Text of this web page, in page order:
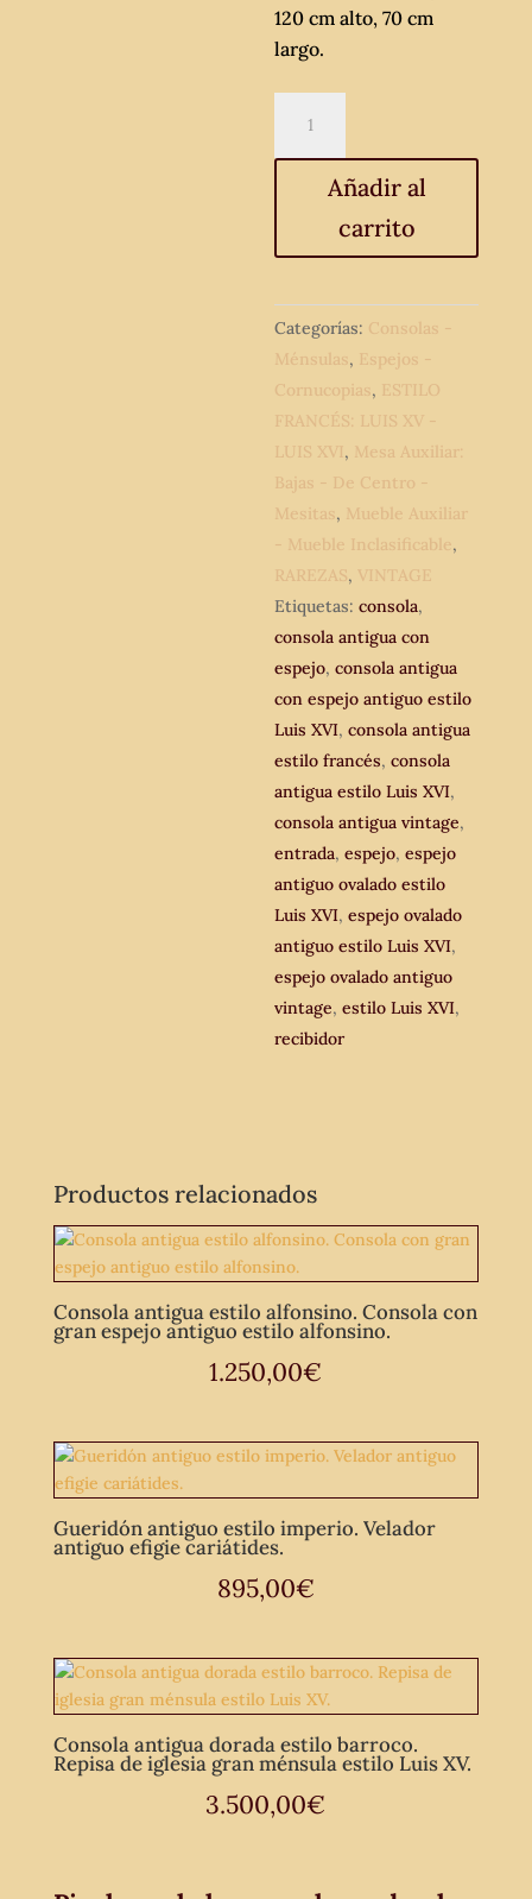
120 cm alto, 70 cm
largo.
antigua
estilo
+
antiguo
ovalado
estilo
Luis
XVI.
Consola
antigua
vintage.
cantidad
Añadir al
carrito
Categorías: Consolas -
Ménsulas, Espejos -
Cornucopias, ESTILO
FRANCÉS: LUIS XV -
LUIS XVI, Mesa Auxiliar:
Bajas - De Centro -
Mesitas, Mueble Auxiliar
- Mueble Inclasificable,
RAREZAS, VINTAGE
Etiquetas:consola,
consola antigua con
espejo,consola antigua
con espejo antiguo estilo
Luis XVI,consola antigua
estilo francés,consola
antigua estilo Luis XVI,
consola antigua vintage,
entrada,espejo,espejo
antiguo ovalado estilo
Luis XVI,espejo ovalado
antiguo estilo Luis XVI,
espejo ovalado antiguo
vintage,estilo Luis XVI,
recibidor
Productos relacionados
Consola antigua estilo alfonsino. Consola con
gran espejo antiguo estilo alfonsino.
1.250,00€
Gueridón antiguo estilo imperio. Velador
antiguo efigie cariátides.
895,00€
Consola antigua dorada estilo barroco.
Repisa de iglesia gran ménsula estilo Luis XV.
3.500,00€